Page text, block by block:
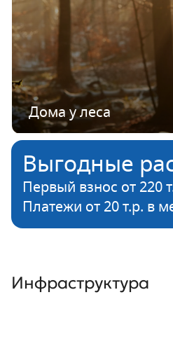
Дома у леса
Выгодные
Первый взнос от 220
Платежи от 20 т.р. в
Инфраструктура